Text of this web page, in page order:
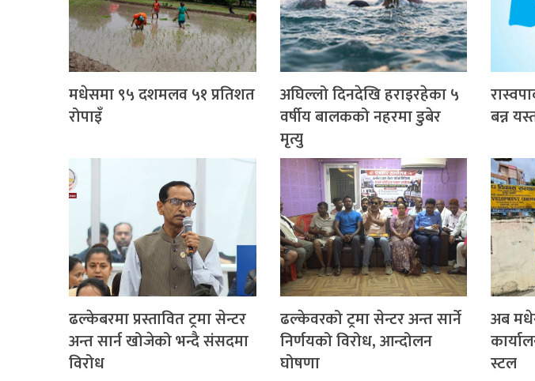
मधेसमा ९५ दशमलव ५१ प्रतिशत
रोपाइँ
अघिल्लो दिनदेखि हराइरहेका ५
वर्षीय बालकको नहरमा डुबेर
मृत्यु
बन्न
ढल्केबरमा प्रस्तावित ट्रमा सेन्टर
अन्त सार्न खोजेको भन्दै संसदमा
विरोध
ढल्केवरको ट्रमा सेन्टर अन्त सार्ने
निर्णयको विरोध, आन्दोलन
घोषणा
अब
स्टल